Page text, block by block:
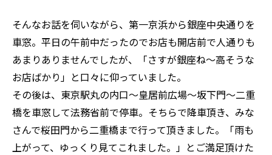
そんなお話を伺いながら、第一京浜から銀座中央通りを
車窓。平日の午前中だったのでお店も開店前で人通りも
あまりありませんでしたが、「さすが銀座ね〜高そうな
お店ばかり」と口々に仰っていました。
その後は、東京駅丸の内口〜皇居前広場〜坂下門〜二重
橋を車窓して法務省前で停車。そちらで降車頂き、みな
さんで桜田門から二重橋まで行って頂きました。「雨も
上がって、ゆっくり見てこれました。」とご満足頂けた